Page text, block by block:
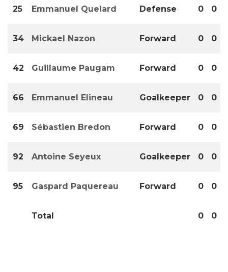
25 Emmanuel Quelard Defense 0 0
34 Mickael Nazon Forward 0 0
42 Guillaume Paugam Forward 0 0
66 Emmanuel Elineau Goalkeeper 0 0
69 Sébastien Bredon Forward 0 0
92 Antoine Seyeux Goalkeeper 0 0
95 Gaspard Paquereau Forward 0 0
Total 0 0